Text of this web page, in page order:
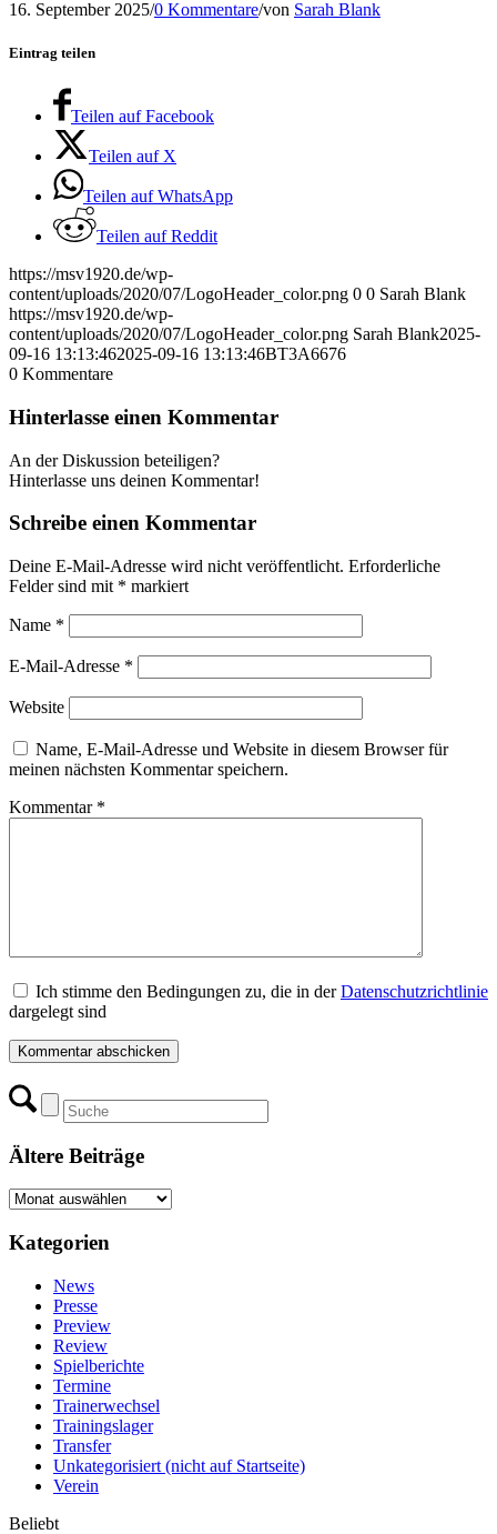
16. September 2025/0 Kommentare/von Sarah Blank
Eintrag teilen
Teilen auf Facebook
Teilen auf X
Teilen auf WhatsApp
Teilen auf Reddit
https://msv1920.de/wp-
content/uploads/2020/07/LogoHeader_color.png 0 0 Sarah Blank
https://msv1920.de/wp-
content/uploads/2020/07/LogoHeader_color.png Sarah Blank2025-
09-16 13:13:462025-09-16 13:13:46BT3A6676
0 Kommentare
Hinterlasse einen Kommentar
An der Diskussion beteiligen?
Hinterlasse uns deinen Kommentar!
Schreibe einen Kommentar
Deine E-Mail-Adresse wird nicht veröffentlicht. Erforderliche
Felder sind mit * markiert
Name *
E-Mail-Adresse *
Website
Name, E-Mail-Adresse und Website in diesem Browser für
meinen nächsten Kommentar speichern.
Kommentar *
Ich stimme den Bedingungen zu, die in derDatenschutzrichtlinie
dargelegt sind
Ältere Beiträge
Ältere
Kategorien
News
Presse
Preview
Review
Spielberichte
Termine
Trainerwechsel
Trainingslager
Transfer
Unkategorisiert (nicht auf Startseite)
Verein
Beliebt